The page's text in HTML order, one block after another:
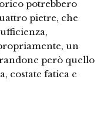
potrebbero
pietre, che
un
però quello
costate fatica e